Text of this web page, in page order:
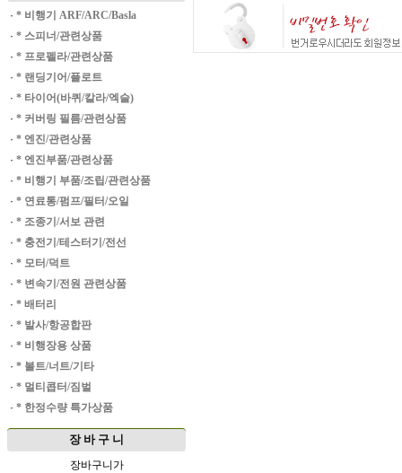
· * 비행기 ARF/ARC/Basla
· * 스피너/관련상품
· * 프로펠라/관련상품
· * 랜딩기어/플로트
· * 타이어(바퀴/칼라/엑슬)
· * 커버링 필름/관련상품
· * 엔진/관련상품
· * 엔진부품/관련상품
· * 비행기 부품/조립/관련상품
· * 연료통/펌프/필터/오일
· * 조종기/서보 관련
· * 충전기/테스터기/전선
· * 모터/덕트
· * 변속기/전원 관련상품
· * 배터리
· * 발사/항공합판
· * 비행장용 상품
· * 볼트/너트/기타
· * 멀티콥터/짐벌
· * 한정수량 특가상품
장 바 구 니
장바구니가